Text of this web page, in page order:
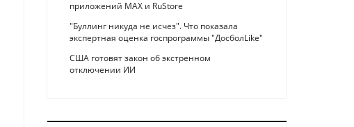
приложений MAX и RuStore
"Буллинг никуда не исчез". Что показала
экспертная оценка госпрограммы "ДосболLike"
США готовят закон об экстренном
отключении ИИ